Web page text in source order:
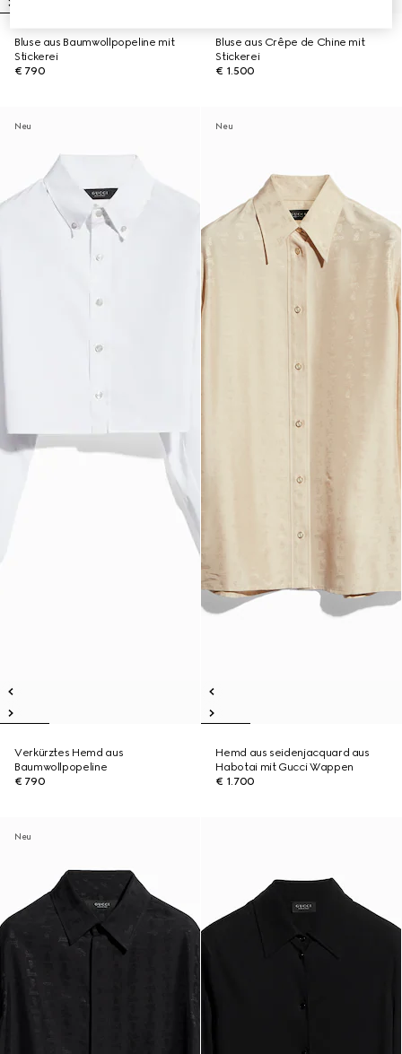
Bluse aus Baumwollpopeline mit
Stickerei
€ 790
Bluse aus Crêpe de Chine mit
Stickerei
€ 1.500
Neu
Verkürztes Hemd aus
Baumwollpopeline
€ 790
Neu
Hemd aus seidenjacquard aus
Habotai mit Gucci Wappen
€ 1.700
Neu